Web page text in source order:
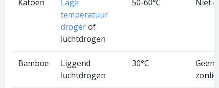
Katoen
Lage
temperatuur
drogerof
luchtdrogen
50-60°C Niet
Bamboe
Liggend
luchtdrogen
30°C
Geen